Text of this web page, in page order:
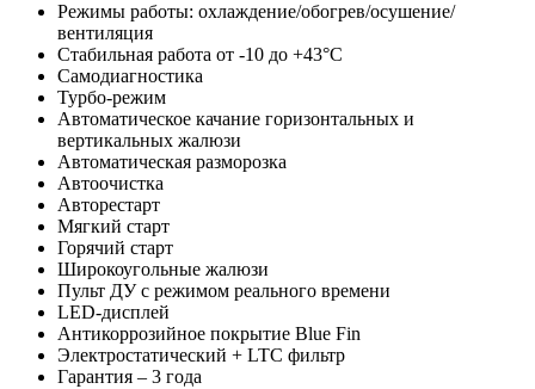
Режимы работы: охлаждение/обогрев/осушение/
вентиляция
Стабильная работа от -10 до +43°C
Самодиагностика
Турбо-режим
Автоматическое качание горизонтальных и
вертикальных жалюзи
Автоматическая разморозка
Автоочистка
Авторестарт
Мягкий старт
Горячий старт
Широкоугольные жалюзи
Пульт ДУ с режимом реального времени
LED-дисплей
Антикоррозийное покрытие Blue Fin
Электростатический + LTC фильтр
Гарантия – 3 года